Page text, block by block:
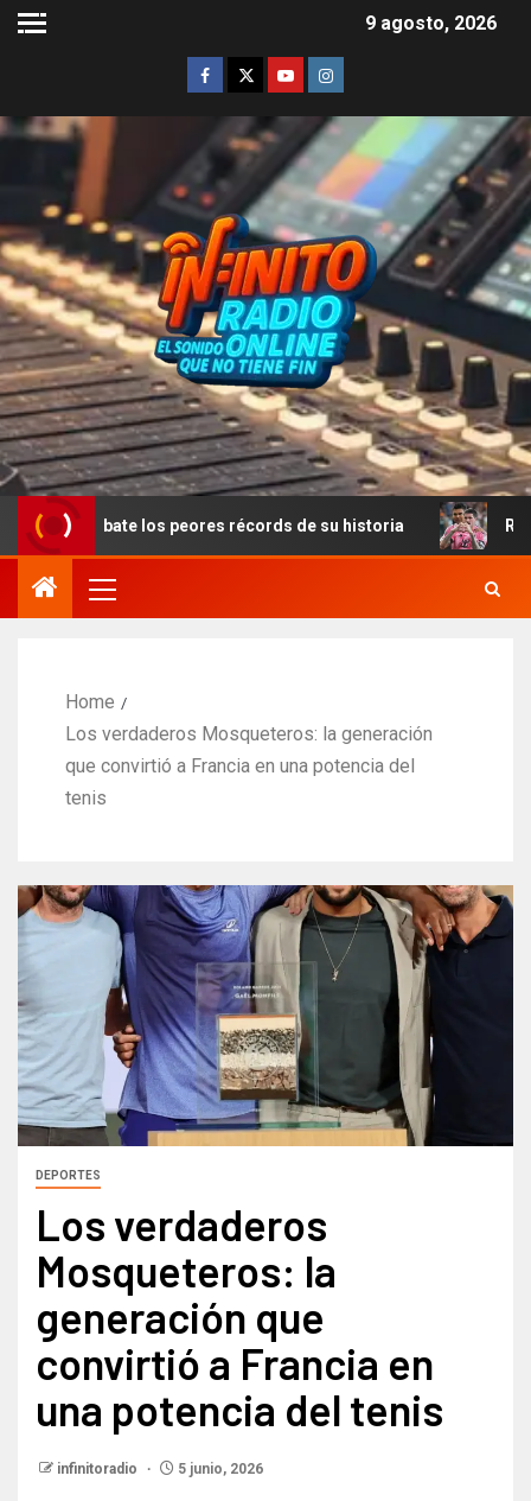
9 agosto, 2026
los peores récords de su historia Rodrigo De
Home
Los verdaderos Mosqueteros: la generación
que convirtió a Francia en una potencia del
tenis
DEPORTES
Los verdaderos
Mosqueteros: la
generación que
convirtió a Francia en
una potencia del tenis
infinitoradio 5 junio, 2026